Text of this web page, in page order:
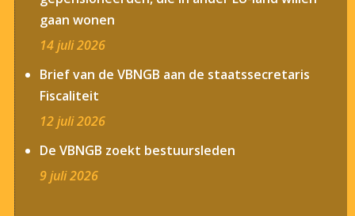
gaan wonen
14 juli 2026
Brief van de VBNGB aan de staatssecretaris
Fiscaliteit
12 juli 2026
De VBNGB zoekt bestuursleden
9 juli 2026